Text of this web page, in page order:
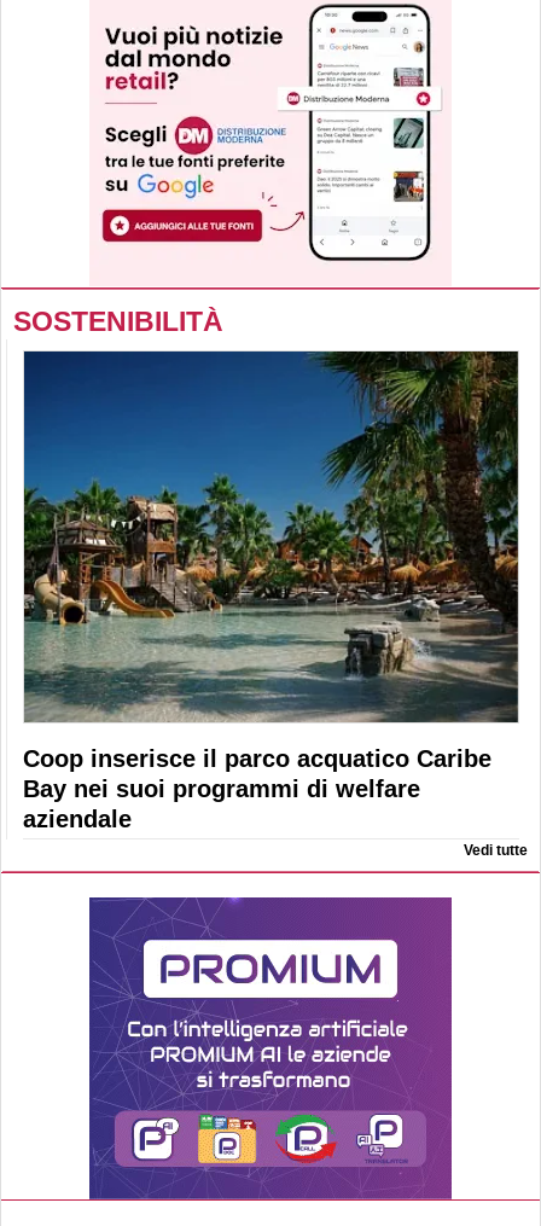
SOSTENIBILITÀ
Coop inserisce il parco acquatico Caribe
Bay nei suoi programmi di welfare
aziendale
Vedi tutte